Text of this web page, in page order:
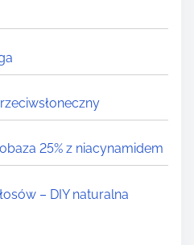
25% z niacynamidem
– DIY naturalna